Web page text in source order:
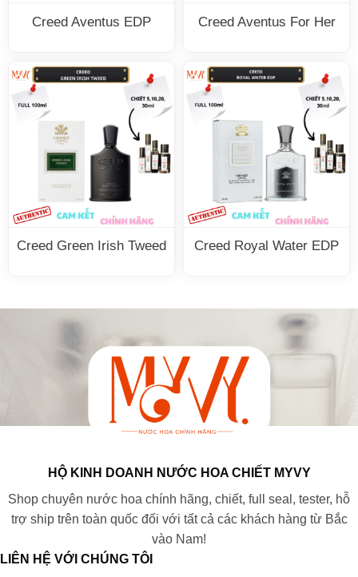
Creed Aventus EDP Creed Aventus For Her
Creed Green Irish Tweed Creed Royal Water EDP
HỘ KINH DOANH NƯỚC HOA CHIẾT MYVY
Shop chuyên nước hoa chính hãng, chiết, full seal, tester, hỗ
trợ ship trên toàn quốc đối với tất cả các khách hàng từ Bắc
vào Nam!
LIÊN HỆ VỚI CHÚNG TÔI